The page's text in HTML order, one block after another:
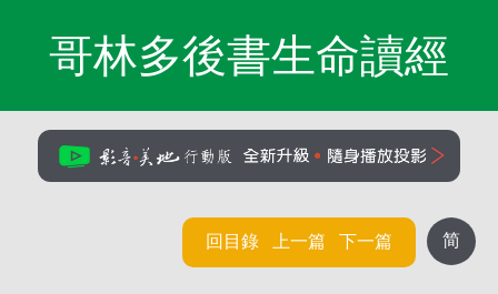
哥林多後書生命讀經
简
回目錄 上一篇 下一篇